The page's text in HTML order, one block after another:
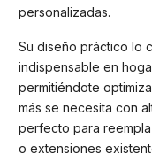
personalizadas.
Su diseño práctico lo
indispensable en
permitiéndote
más se necesita con
perfecto para
o extensiones